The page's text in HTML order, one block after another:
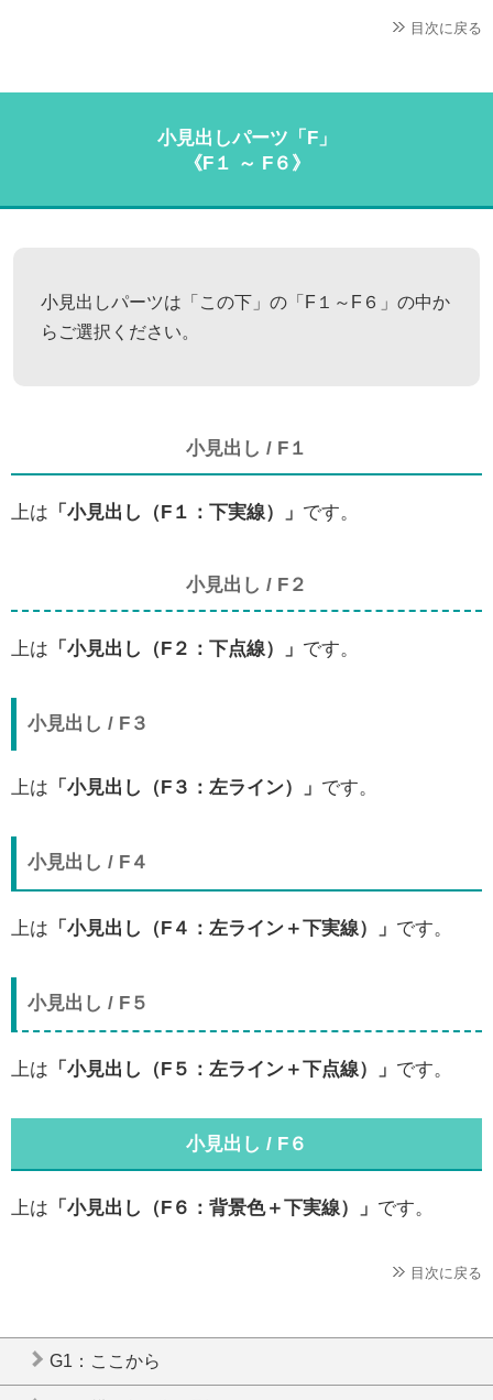
目次に戻る
小見出しパーツ「F」
《F１ ～ F６》
小見出しパーツは「この下」の「F１～F６」の中か
らご選択ください。
小見出し / F１
上は 「小見出し（F１：下実線）」 です。
小見出し / F２
上は 「小見出し（F２：下点線）」 です。
小見出し / F３
上は 「小見出し（F３：左ライン）」 です。
小見出し / F４
上は 「小見出し（F４：左ライン＋下実線）」 です。
小見出し / F５
上は 「小見出し（F５：左ライン＋下点線）」 です。
小見出し / F６
上は 「小見出し（F６：背景色＋下実線）」 です。
目次に戻る
G1：ここから